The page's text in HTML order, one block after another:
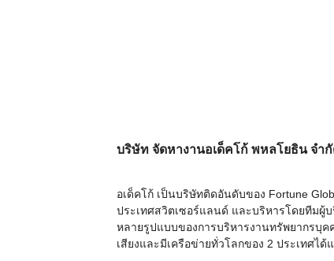
บริษัท จัดหางานอเด็คโก้ พหลโยธิน จำ
อเด็คโก้ เป็นบริษัทติดอันดับของ Fortune
ประเทศสวิตเซอร์แลนด์ และบริหารโดยทีมผู้
หลายรูปแบบของการบริหารงานทรัพยากรบุ
เสียงและมีเครือข่ายทั่วโลกของ 2 ประเทศไ